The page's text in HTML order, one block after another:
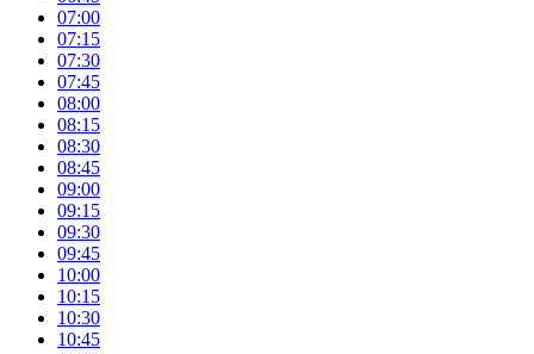
07:00
07:15
07:30
07:45
08:00
08:15
08:30
08:45
09:00
09:15
09:30
09:45
10:00
10:15
10:30
10:45